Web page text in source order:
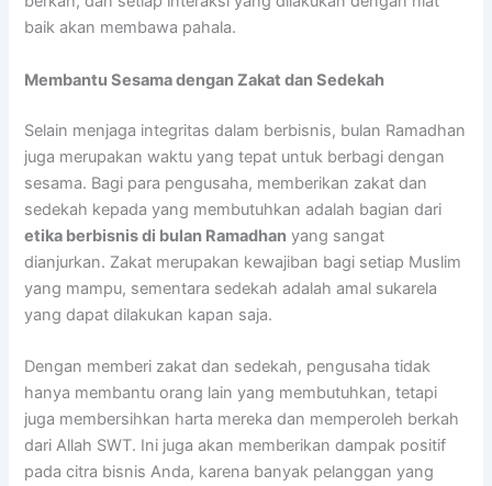
baik akan membawa pahala.
Membantu Sesama dengan Zakat dan Sedekah
Selain menjaga integritas dalam berbisnis, bulan Ramadhan
juga merupakan waktu yang tepat untuk berbagi dengan
sesama. Bagi para pengusaha, memberikan zakat dan
sedekah kepada yang membutuhkan adalah bagian dari
etika berbisnis di bulan Ramadhan yang sangat
dianjurkan. Zakat merupakan kewajiban bagi setiap Muslim
yang mampu, sementara sedekah adalah amal sukarela
yang dapat dilakukan kapan saja.
Dengan memberi zakat dan sedekah, pengusaha tidak
hanya membantu orang lain yang membutuhkan, tetapi
juga membersihkan harta mereka dan memperoleh berkah
dari Allah SWT. Ini juga akan memberikan dampak positif
pada citra bisnis Anda, karena banyak pelanggan yang